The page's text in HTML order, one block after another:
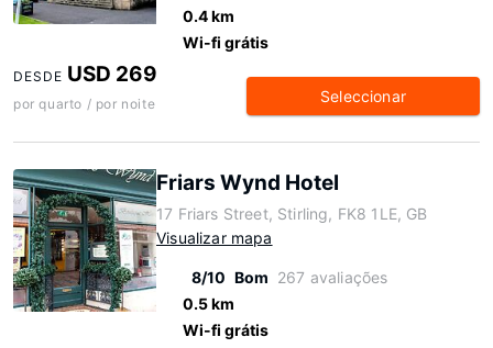
0.4 km
Wi-fi grátis
DESDE USD 269
por quarto / por noite Seleccionar
Friars Wynd Hotel
17 Friars Street, Stirling, FK8 1LE, GB
Visualizar mapa
8/10 Bom 267 avaliações
0.5 km
Wi-fi grátis